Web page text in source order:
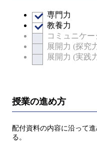
専門力
教養力
コミュニケー
展開力 (探究
展開力 (実践
授業の進め方
配付資料の内容に沿って
る。